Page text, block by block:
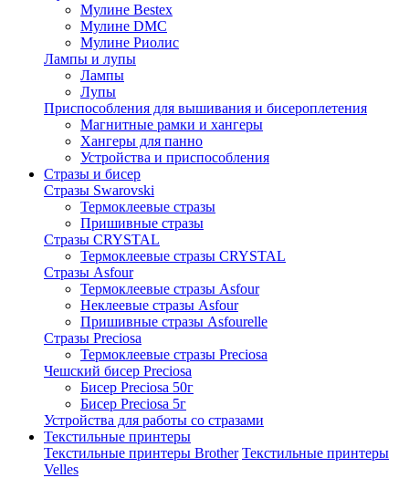
Мулине Bestex
Мулине DMC
Мулине Риолис
Лампы и лупы
Лампы
Лупы
Приспособления для вышивания и бисероплетения
Магнитные рамки и хангеры
Хангеры для панно
Устройства и приспособления
Стразы и бисер
Стразы Swarovski
Термоклеевые стразы
Пришивные стразы
Стразы CRYSTAL
Термоклеевые стразы CRYSTAL
Стразы Asfour
Термоклеевые стразы Asfour
Неклеевые стразы Asfour
Пришивные стразы Asfourelle
Стразы Preciosa
Термоклеевые стразы Preciosa
Чешский бисер Preciosa
Бисер Preciosa 50г
Бисер Preciosa 5г
Устройства для работы со стразами
Текстильные принтеры
Текстильные принтеры Brother Текстильные принтеры
Velles